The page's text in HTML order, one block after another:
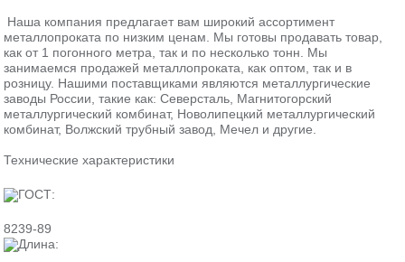
Наша компания предлагает вам широкий ассортимент
металлопроката по низким ценам. Мы готовы продавать товар,
как от 1 погонного метра, так и по несколько тонн. Мы
занимаемся продажей металлопроката, как оптом, так и в
розницу. Нашими поставщиками являются металлургические
заводы России, такие как: Северсталь, Магнитогорский
металлургический комбинат, Новолипецкий металлургический
комбинат, Волжский трубный завод, Мечел и другие.
Технические характеристики
ГОСТ:
8239-89
Длина: